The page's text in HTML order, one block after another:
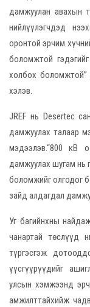
дамжуулан авахын
нийлүүлэгчдэд
оронтой эрчим
боломжтой
холбох боломжтой”
хэлэв.
JREF нь Desertec
дамжуулах талаар
мэдээлэв.“800 кВ
дамжуулах шугам нь
боломжийг олгодог
зайд алдагдал
Уг багийнхны
чанартай төслүүд
түргэсгэж
үүсгүүрүүдийг
улсын хэмжээнд
амжилттайхийж